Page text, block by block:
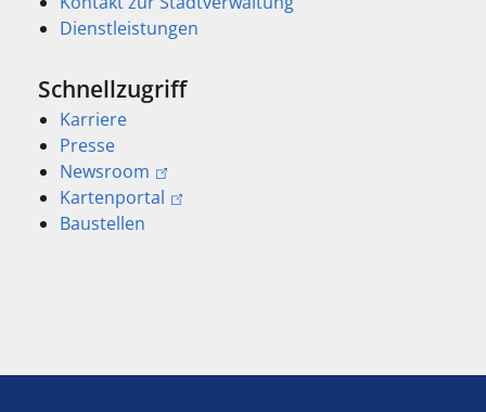
Dienstleistungen
Schnellzugriff
Karriere
Presse
Newsroom
Kartenportal
Baustellen